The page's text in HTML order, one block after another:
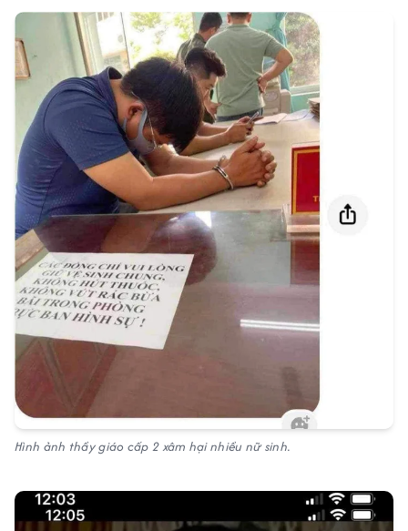
Hình ảnh thầy giáo cấp 2 xâm hại nhiều nữ sinh.